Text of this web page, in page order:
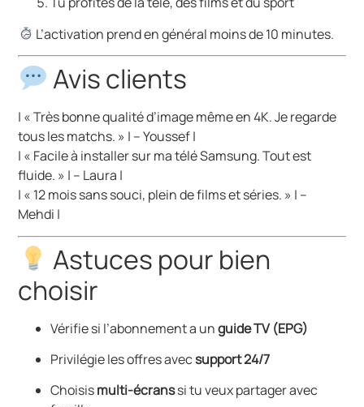
L’activation prend en général moins de 10 minutes.
Avis clients
| « Très bonne qualité d’image même en 4K. Je regarde
tous les matchs. » | – Youssef |
| « Facile à installer sur ma télé Samsung. Tout est
fluide. » | – Laura |
| « 12 mois sans souci, plein de films et séries. » | –
Mehdi |
Astuces pour bien
choisir
Vérifie si l’abonnement a unguide TV (EPG)
Privilégie les offres avecsupport 24/7
Choisismulti-écranssi tu veux partager avec